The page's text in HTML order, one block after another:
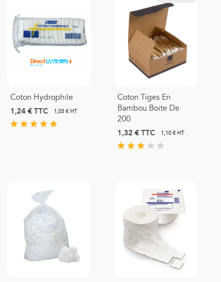
Coton Hydrophile
1,24 €TTC 1,03 € HT
Coton Tiges En
Bambou Boite De
200
1,32 €TTC 1,10 € HT